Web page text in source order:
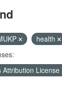
health
License